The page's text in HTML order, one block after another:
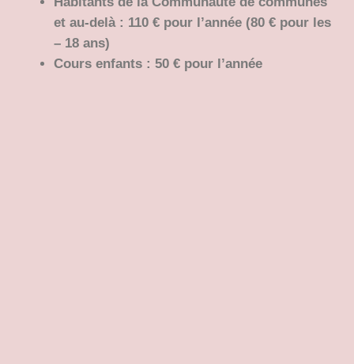
et au-delà : 110 € pour l’année (80 € pour les
– 18 ans)
Cours enfants : 50 € pour l’année